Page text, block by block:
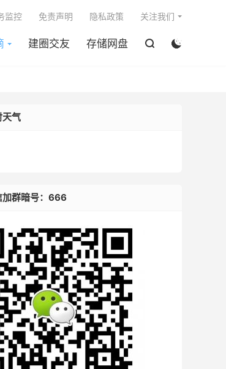
建圈交友 存储网盘  
监控 免责声明 隐私政策 关注我们
天气
加群暗号：666